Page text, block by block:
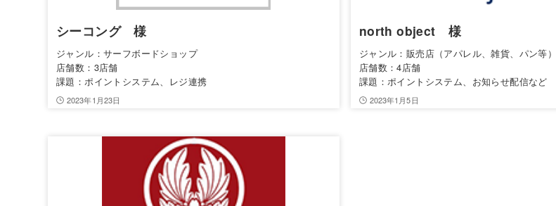
シーコング 様
ジャンル：サーフボードショップ
店舗数：3店舗
課題：ポイントシステム、レジ連携
2023年1月23日
north object 様
ジャンル：販売店（アパレル、雑貨、パン等）
店舗数：4店舗
課題：ポイントシステム、お知らせ配信など
2023年1月5日